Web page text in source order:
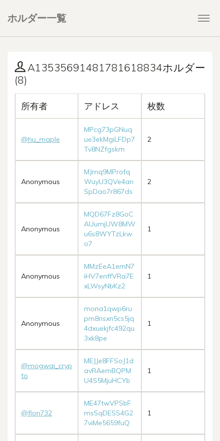
ホルダー一覧
A13535691481781618834ホルダー
(8)
所有者 アドレス 枚数
@hu_maple
MPcg73pGNuq
ue3ekMgiLFDp7
Tv8NZfgskm
2
Anonymous
MJmq9MProfq
WuyU3QVe4an
SpDao7r867ds
2
Anonymous
MQD67Fz8GoC
AUumjUW8MW
u6s8WYTzLkw
o7
1
Anonymous
MMzEeA1emN7
iHV7enffVRa7E
xLWsyNbKz2
1
Anonymous
mona1qwp6ru
pm8nsxn5cs5jq
4dxuekjfc492qu
3xk8pe
1
@mogwai_cryp
to
MEJJe8FFSoJ1d
avRAemBQPM
U4S5MjuHCYb
1
@flon732
ME47twVPSbF
msSqDESS4G2
7viMe5659fuQ
1